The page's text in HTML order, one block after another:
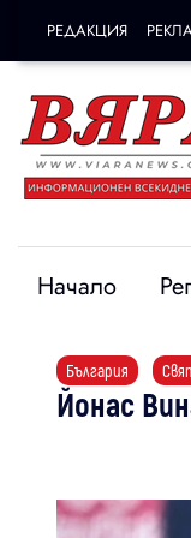
РЕДАКЦИЯ
Начало
България
Йонас